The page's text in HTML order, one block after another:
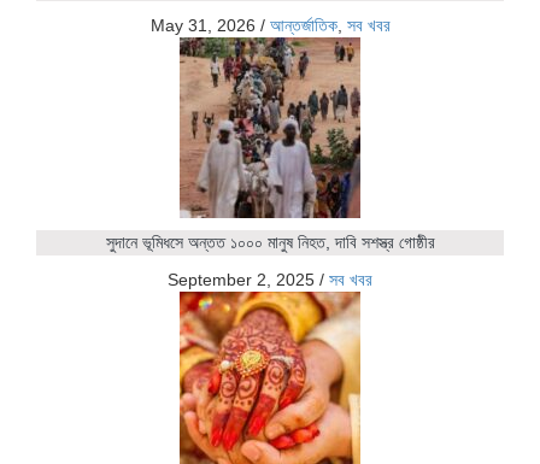
May 31, 2026 / আন্তর্জাতিক, সব খবর
সুদানে ভূমিধসে অন্তত ১০০০ মানুষ নিহত, দাবি সশস্ত্র গোষ্ঠীর
September 2, 2025 / সব খবর